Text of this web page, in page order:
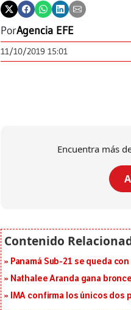
PorAgencia EFE
11/10/2019 15:01
Encuentra más
Panamá Sub-21 se queda
Nathalee Aranda gana
IMA confirma los únicos